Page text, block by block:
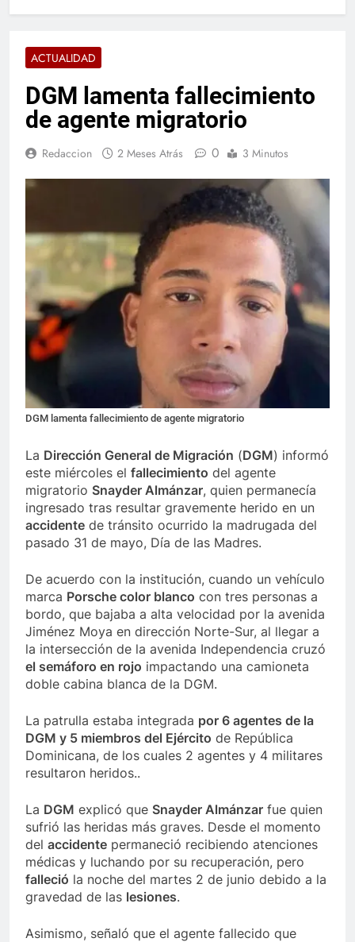
ACTUALIDAD
DGM lamenta fallecimiento
de agente migratorio
Redaccion 2 Meses Atrás 0 3 Minutos
DGM lamenta fallecimiento de agente migratorio
La Dirección General de Migración (DGM) informó
este miércoles el fallecimiento del agente
migratorio Snayder Almánzar, quien permanecía
ingresado tras resultar gravemente herido en un
accidente de tránsito ocurrido la madrugada del
pasado 31 de mayo, Día de las Madres.
De acuerdo con la institución, cuando un vehículo
marca Porsche color blanco con tres personas a
bordo, que bajaba a alta velocidad por la avenida
Jiménez Moya en dirección Norte-Sur, al llegar a
la intersección de la avenida Independencia cruzó
el semáforo en rojo impactando una camioneta
doble cabina blanca de la DGM.
La patrulla estaba integrada por 6 agentes de la
DGM y 5 miembros del Ejército de República
Dominicana, de los cuales 2 agentes y 4 militares
resultaron heridos..
La DGM explicó que Snayder Almánzar fue quien
sufrió las heridas más graves. Desde el momento
del accidente permaneció recibiendo atenciones
médicas y luchando por su recuperación, pero
falleció la noche del martes 2 de junio debido a la
gravedad de las lesiones.
Asimismo, señaló que el agente fallecido que